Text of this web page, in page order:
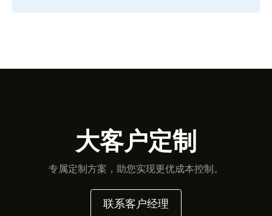
大客户定制
专属定制方案，助您实现更优成本控制。
联系客户经理